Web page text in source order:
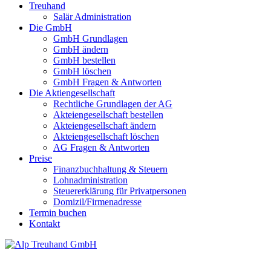
Treuhand
Salär Administration
Die GmbH
GmbH Grundlagen
GmbH ändern
GmbH bestellen
GmbH löschen
GmbH Fragen & Antworten
Die Aktiengesellschaft
Rechtliche Grundlagen der AG
Akteiengesellschaft bestellen
Akteiengesellschaft ändern
Akteiengesellschaft löschen
AG Fragen & Antworten
Preise
Finanzbuchhaltung & Steuern
Lohnadministration
Steuererklärung für Privatpersonen
Domizil/Firmenadresse
Termin buchen
Kontakt